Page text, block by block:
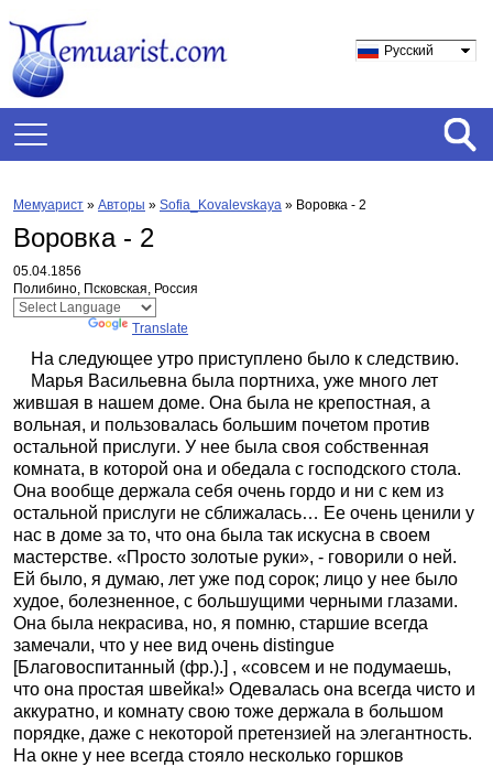
Русский
Мемуарист » Авторы » Sofia_Kovalevskaya » Воровка - 2
Воровка - 2
05.04.1856
Полибино, Псковская, Россия
Translate
На следующее утро приступлено было к следствию.
Марья Васильевна была портниха, уже много лет
жившая в нашем доме. Она была не крепостная, а
вольная, и пользовалась большим почетом против
остальной прислуги. У нее была своя собственная
комната, в которой она и обедала с господского стола.
Она вообще держала себя очень гордо и ни с кем из
остальной прислуги не сближалась… Ее очень ценили у
нас в доме за то, что она была так искусна в своем
мастерстве. «Просто золотые руки», - говорили о ней.
Ей было, я думаю, лет уже под сорок; лицо у нее было
худое, болезненное, с большущими черными глазами.
Она была некрасива, но, я помню, старшие всегда
замечали, что у нее вид очень distingue
[Благовоспитанный (фр.).] , «совсем и не подумаешь,
что она простая швейка!» Одевалась она всегда чисто и
аккуратно, и комнату свою тоже держала в большом
порядке, даже с некоторой претензией на элегантность.
На окне у нее всегда стояло несколько горшков